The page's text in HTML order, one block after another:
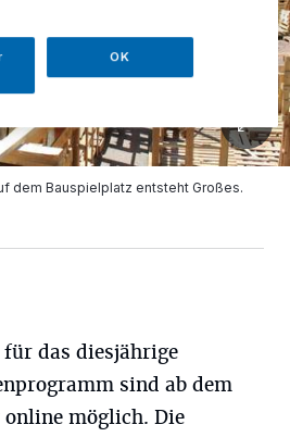
dem Bauspielplatz entsteht Großes.
das diesjährige
sind ab dem
online möglich. Die
OK